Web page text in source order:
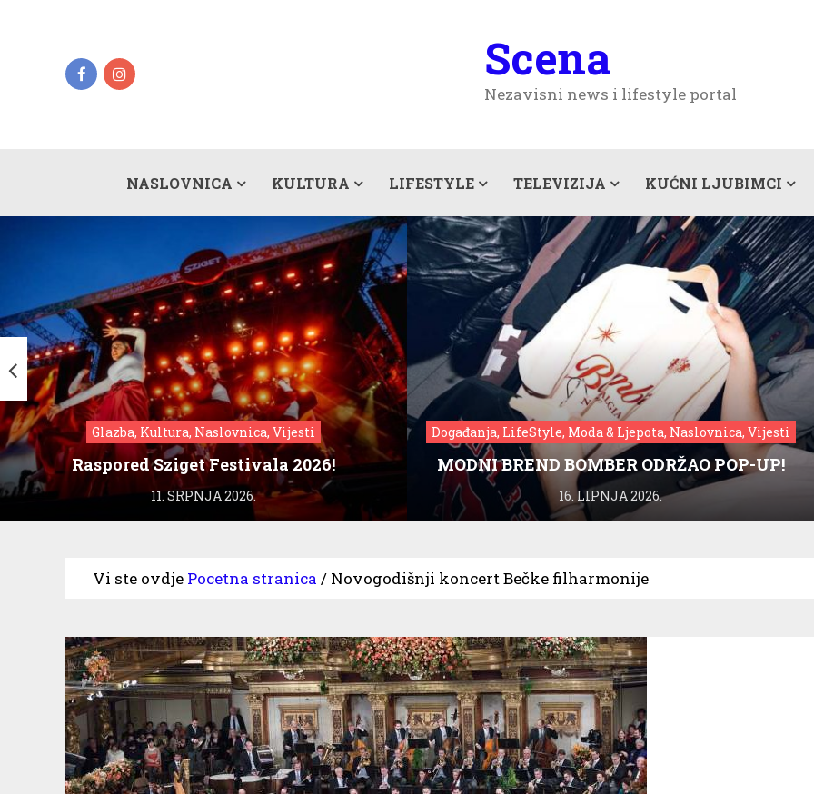
Scena
Nezavisni news i lifestyle portal
NASLOVNICA KULTURA LIFESTYLE TELEVIZIJA KUĆNI LJUBIMCI
Glazba, Kultura, Naslovnica, Vijesti
Raspored Sziget Festivala 2026!
11. SRPNJA 2026.
Događanja, LifeStyle, Moda & Ljepota, Naslovnica, Vijesti
MODNI BREND BOMBER ODRŽAO POP-UP!
16. LIPNJA 2026.
Vi ste ovdje Pocetna stranica / Novogodišnji koncert Bečke filharmonije